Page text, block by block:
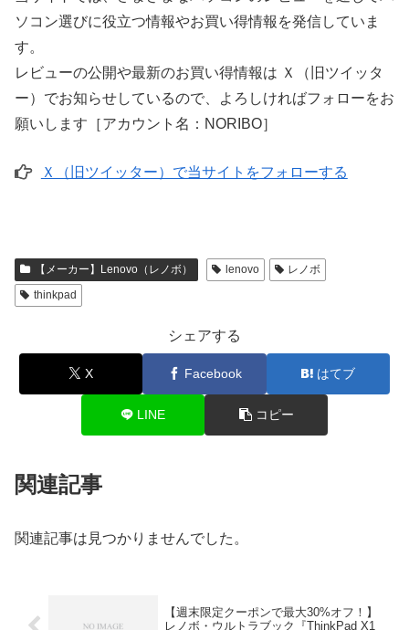
ソコン選びに役立つ情報やお買い得情報を発信していま
す。
レビューの公開や最新のお買い得情報は Ｘ（旧ツイッタ
ー）でお知らせしているので、よろしければフォローをお
願いします［アカウント名：NORIBO］
Ｘ（旧ツイッター）で当サイトをフォローする
【メーカー】Lenovo（レノボ） lenovo
レノボ
thinkpad
シェアする
X Facebook はてブ
LINE コピー
関連記事
関連記事は見つかりませんでした。
【週末限定クーポンで最大30%オフ！】
レノボ・ウルトラブック『ThinkPad X1